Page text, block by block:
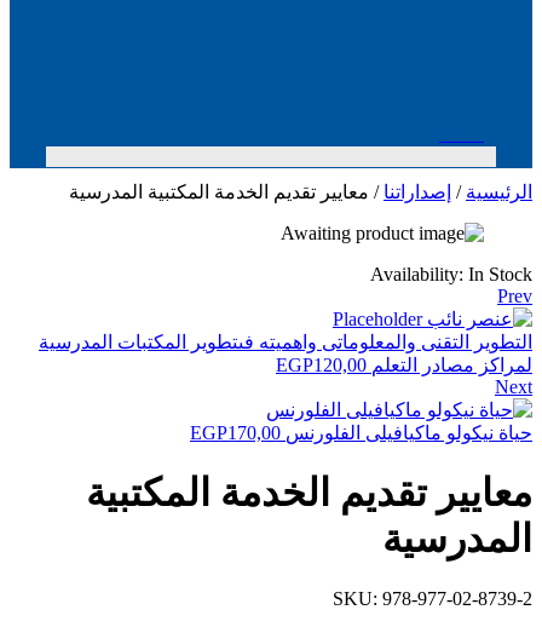
الرئيسية / إصداراتنا / معايير تقديم الخدمة المكتبية المدرسية
Availability: In Stock
Prev
التطوير التقنى والمعلوماتى واهميته فىتطوير المكتبات المدرسية
لمراكز مصادر التعلم
EGP120,00
Next
حياة نيكولو ماكيافيلى الفلورنس EGP170,00
معايير تقديم الخدمة المكتبية
المدرسية
SKU: 978-977-02-8739-2